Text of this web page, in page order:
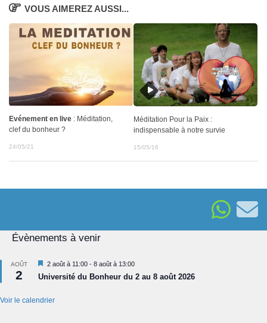
VOUS AIMEREZ AUSSI...
Evénement en live : Méditation,
clef du bonheur ?
24/05/21
Méditation Pour la Paix :
indispensable à notre survie
15/05/16
Évènements à venir
AOÛT
2
Mis
en
avant
2 août à 11:00 - 8 août à 13:00
Université du Bonheur du 2 au 8 août 2026
Voir le calendrier